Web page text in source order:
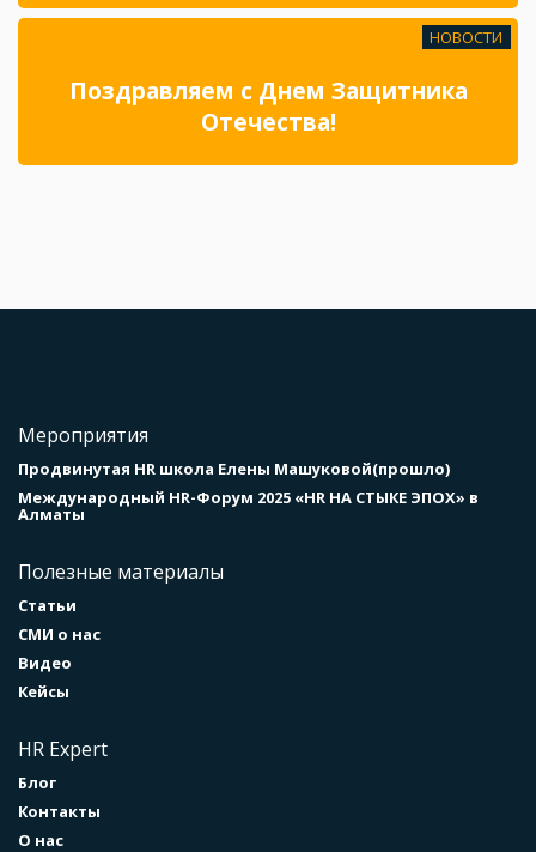
НОВОСТИ
Поздравляем с Днем Защитника
Отечества!
Мероприятия
Продвинутая HR школа Елены Машуковой(прошло)
Международный HR-Форум 2025 «HR НА СТЫКЕ ЭПОХ» в
Алматы
Полезные материалы
Статьи
СМИ о нас
Видео
Кейсы
HR Expert
Блог
Контакты
О нас